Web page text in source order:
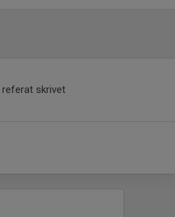
referat skrivet